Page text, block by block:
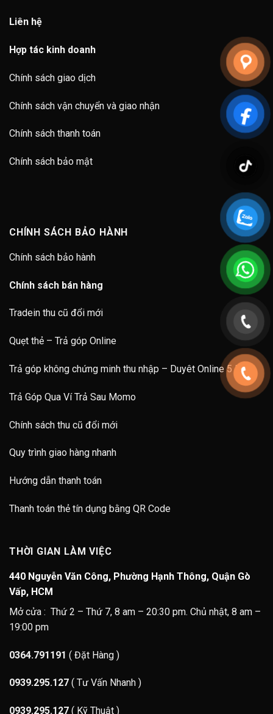
Liên hệ
Hợp tác kinh doanh
Chính sách giao dịch
Chính sách vận chuyển và giao nhận
Chính sách thanh toán
Chính sách bảo mật
CHÍNH SÁCH BẢO HÀNH
Chính sách bảo hành
Chính sách bán hàng
Tradein thu cũ đổi mới
Quẹt thẻ – Trả góp Online
Trả góp không chứng minh thu nhập – Duyêt Online 5 Phút
Trả Góp Qua Ví Trả Sau Momo
Chính sách thu cũ đổi mới
Quy trình giao hàng nhanh
Hướng dẫn thanh toán
Thanh toán thẻ tín dụng bằng QR Code
THỜI GIAN LÀM VIỆC
440 Nguyễn Văn Công, Phường Hạnh Thông, Quận Gò
Vấp, HCM
Mở cửa : Thứ 2 – Thứ 7, 8 am – 20:30 pm. Chủ nhật, 8 am –
19:00 pm
0364.791191 ( Đặt Hàng )
0939.295.127 ( Tư Vấn Nhanh )
0939.295.127 ( Kỹ Thuật )